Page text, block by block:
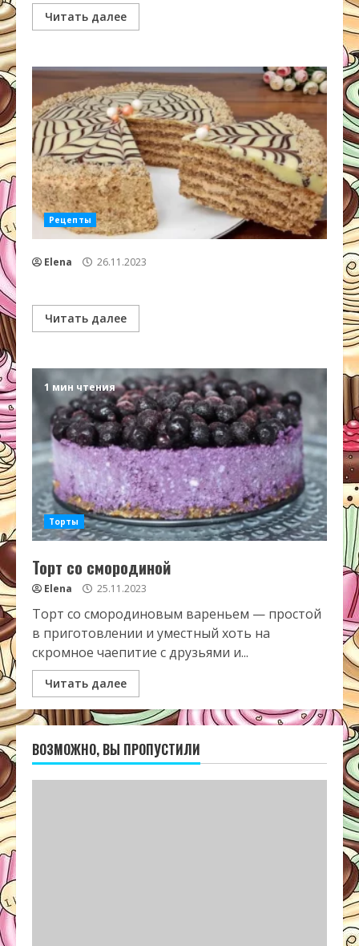
Читать далее
Рецепты
Elena 26.11.2023
Читать далее
1 мин чтения
Торты
Торт со смородиной
Elena 25.11.2023
Торт со смородиновым вареньем — простой
в приготовлении и уместный хоть на
скромное чаепитие с друзьями и...
Читать далее
ВОЗМОЖНО, ВЫ ПРОПУСТИЛИ